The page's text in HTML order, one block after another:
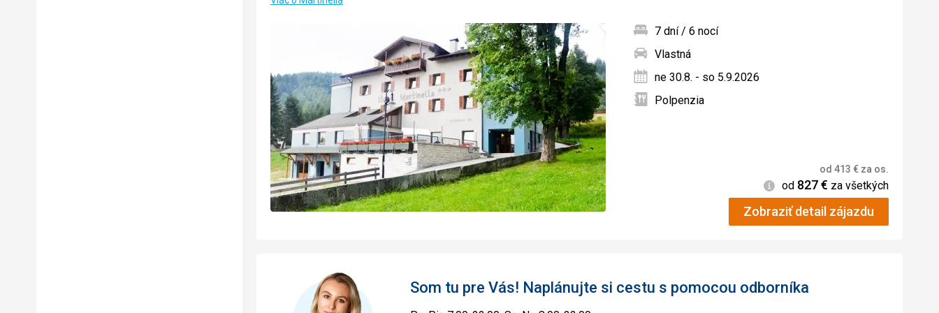
do
obľúbených
7 dní / 6 nocí
Vlastná
ne 30.8. - so 5.9.2026
Polpenzia
od 413 € za os.
Informácie
od 827€ za všetkých
Zobraziť detail zájazdu
Som tu pre Vás! Naplánujte si cestu s pomocou odborníka